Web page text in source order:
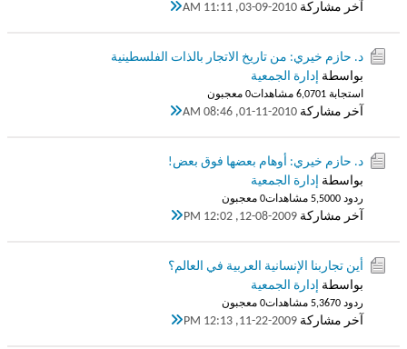
آخر مشاركة 03-09-2010, 11:11 AM
د. حازم خيري: من تاريخ الاتجار بالذات الفلسطينية
بواسطة إدارة الجمعية
استجابة 1 6,070 مشاهدات 0 معجبون
آخر مشاركة 01-11-2010, 08:46 AM
د. حازم خيري: أوهام بعضها فوق بعض!
بواسطة إدارة الجمعية
ردود 0 5,500 مشاهدات 0 معجبون
آخر مشاركة 12-08-2009, 12:02 PM
أين تجاربنا الإنسانية العربية في العالم؟
بواسطة إدارة الجمعية
ردود 0 5,367 مشاهدات 0 معجبون
آخر مشاركة 11-22-2009, 12:13 PM